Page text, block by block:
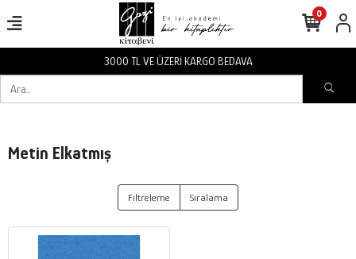
3000 TL VE ÜZERİ KARGO BEDAVA
0
Metin Elkatmış
Filtreleme Sıralama